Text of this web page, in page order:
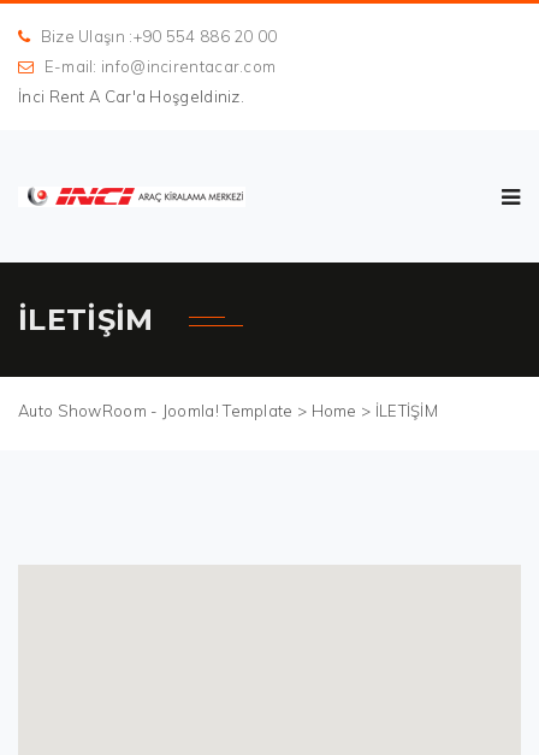
Bize Ulaşın :+90 554 886 20 00
E-mail: info@incirentacar.com
İnci Rent A Car'a Hoşgeldiniz.
İLETİŞİM
Auto ShowRoom - Joomla! Template > Home > İLETİŞİM